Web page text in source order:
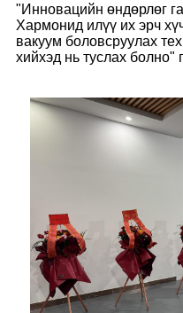
"Инновацийн өндөрлөг
Хармонид илүү их эрч
вакуум боловсруулах
хийхэд нь туслах болно"